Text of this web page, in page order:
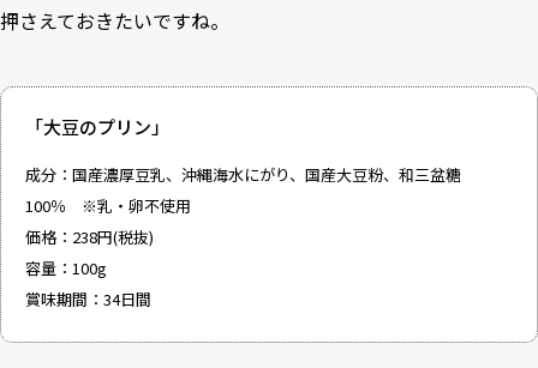
押さえておきたいですね。
「大豆のプリン」
成分：国産濃厚豆乳、沖縄海水にがり、国産大豆粉、和三盆糖
100％ ※乳・卵不使用
価格：238円(税抜)
容量：100g
賞味期間：34日間